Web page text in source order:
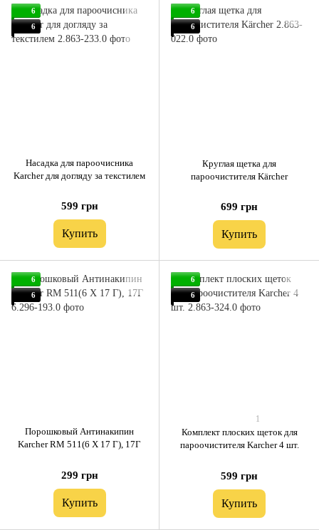
6
6
Насадка для пароочисника
Karcher для догляду за текстилем
599 грн
Купить
6
6
Круглая щетка для
пароочистителя Kärcher
699 грн
Купить
6
6
Порошковый Антинакипин
Karcher RM 511(6 X 17 Г), 17Г
299 грн
Купить
6
6
1
Комплект плоских щеток для
пароочистителя Karcher 4 шт.
599 грн
Купить